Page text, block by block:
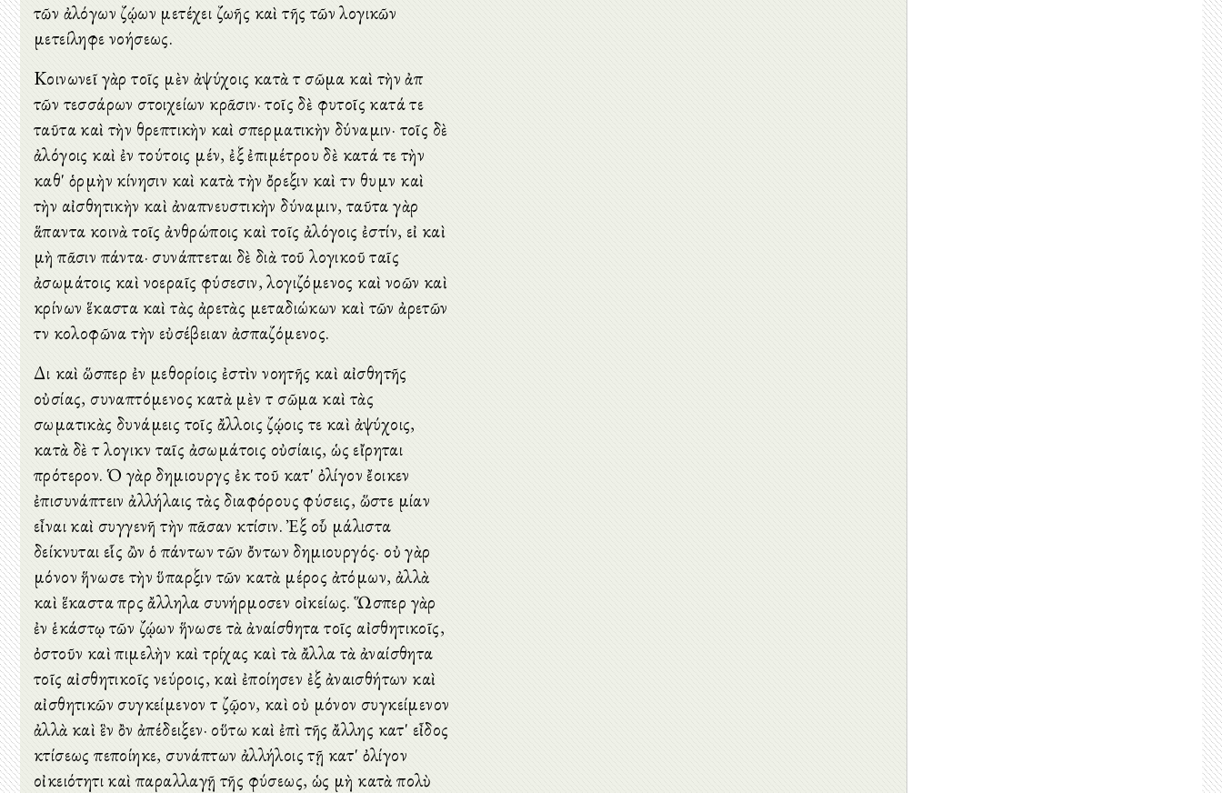
τῶν ἀλόγων ζῴων μετέχει ζωῆς καὶ τῆς τῶν λογικῶν
μετείληφε νοήσεως.
Κοινωνεῖ γὰρ τοῖς μὲν ἀψύχοις κατὰ τὸ σῶμα καὶ τὴν ἀπὸ
τῶν τεσσάρων στοιχείων κρᾶσιν· τοῖς δὲ φυτοῖς κατά τε
ταῦτα καὶ τὴν θρεπτικὴν καὶ σπερματικὴν δύναμιν· τοῖς δὲ
ἀλόγοις καὶ ἐν τούτοις μέν, ἐξ ἐπιμέτρου δὲ κατά τε τὴν
καθ' ὁρμὴν κίνησιν καὶ κατὰ τὴν ὄρεξιν καὶ τὸν θυμὸν καὶ
τὴν αἰσθητικὴν καὶ ἀναπνευστικὴν δύναμιν, ταῦτα γὰρ
ἅπαντα κοινὰ τοῖς ἀνθρώποις καὶ τοῖς ἀλόγοις ἐστίν, εἰ καὶ
μὴ πᾶσιν πάντα· συνάπτεται δὲ διὰ τοῦ λογικοῦ ταῖς
ἀσωμάτοις καὶ νοεραῖς φύσεσιν, λογιζόμενος καὶ νοῶν καὶ
κρίνων ἕκαστα καὶ τὰς ἀρετὰς μεταδιώκων καὶ τῶν ἀρετῶν
τὸν κολοφῶνα τὴν εὐσέβειαν ἀσπαζόμενος.
Διὸ καὶ ὥσπερ ἐν μεθορίοις ἐστὶν νοητῆς καὶ αἰσθητῆς
οὐσίας, συναπτόμενος κατὰ μὲν τὸ σῶμα καὶ τὰς
σωματικὰς δυνάμεις τοῖς ἄλλοις ζῴοις τε καὶ ἀψύχοις,
κατὰ δὲ τὸ λογικὸν ταῖς ἀσωμάτοις οὐσίαις, ὡς εἴρηται
πρότερον. Ὁ γὰρ δημιουργὸς ἐκ τοῦ κατ' ὀλίγον ἔοικεν
ἐπισυνάπτειν ἀλλήλαις τὰς διαφόρους φύσεις, ὥστε μίαν
εἶναι καὶ συγγενῆ τὴν πᾶσαν κτίσιν. Ἐξ οὗ μάλιστα
δείκνυται εἷς ὢν ὁ πάντων τῶν ὄντων δημιουργός· οὐ γὰρ
μόνον ἥνωσε τὴν ὕπαρξιν τῶν κατὰ μέρος ἀτόμων, ἀλλὰ
καὶ ἕκαστα πρὸς ἄλληλα συνήρμοσεν οἰκείως. Ὥσπερ γὰρ
ἐν ἑκάστῳ τῶν ζῴων ἥνωσε τὰ ἀναίσθητα τοῖς αἰσθητικοῖς,
ὀστοῦν καὶ πιμελὴν καὶ τρίχας καὶ τὰ ἄλλα τὰ ἀναίσθητα
τοῖς αἰσθητικοῖς νεύροις, καὶ ἐποίησεν ἐξ ἀναισθήτων καὶ
αἰσθητικῶν συγκείμενον τὸ ζῷον, καὶ οὐ μόνον συγκείμενον
ἀλλὰ καὶ ἓν ὂν ἀπέδειξεν· οὕτω καὶ ἐπὶ τῆς ἄλλης κατ' εἶδος
κτίσεως πεποίηκε, συνάπτων ἀλλήλοις τῇ κατ' ὀλίγον
οἰκειότητι καὶ παραλλαγῇ τῆς φύσεως, ὡς μὴ κατὰ πολὺ